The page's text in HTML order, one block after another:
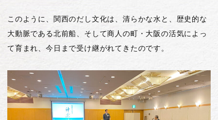
このように、関西のだし文化は、清らかな水と、歴史的な
大動脈である北前船、そして商人の町・大阪の活気によっ
て育まれ、今日まで受け継がれてきたのです。